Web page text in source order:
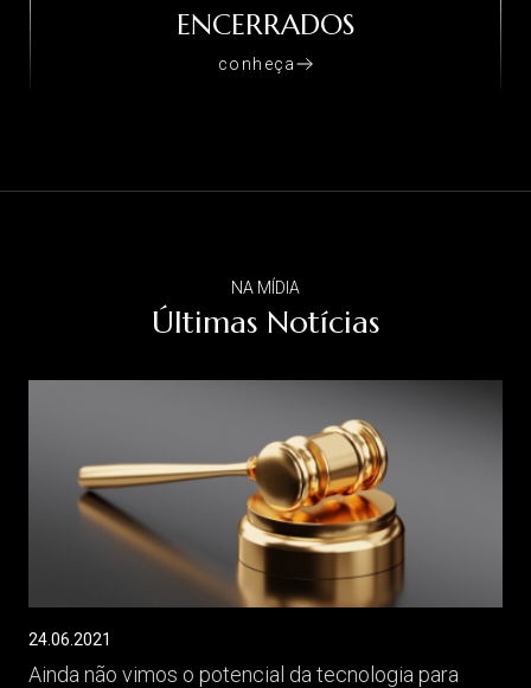
ENCERRADOS
conheça
NA MÍDIA
Últimas Notícias
24.06.2021
Ainda não vimos o potencial da tecnologia para